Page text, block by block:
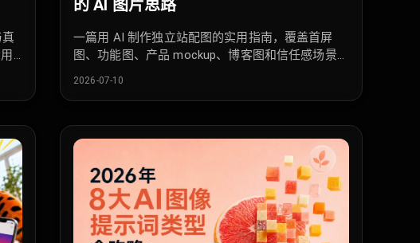
的 AI 图片思路
一篇用 AI 制作独立站配图的实用指南，覆盖首屏
图、功能图、产品 mockup、博客图和信任感场景
2026-07-10